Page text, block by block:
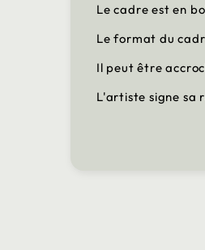
Le cadre est en
Le format du
Il peut être
L'artiste signe sa